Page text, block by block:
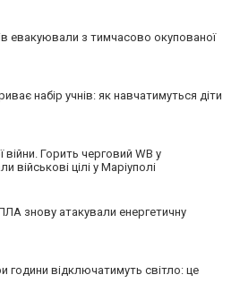
евакуювали з тимчасово окупованої
набір учнів: як навчатимуться діти
Горить черговий WB у
військові цілі у Маріуполі
знову атакували енергетичну
години відключатимуть світло: це